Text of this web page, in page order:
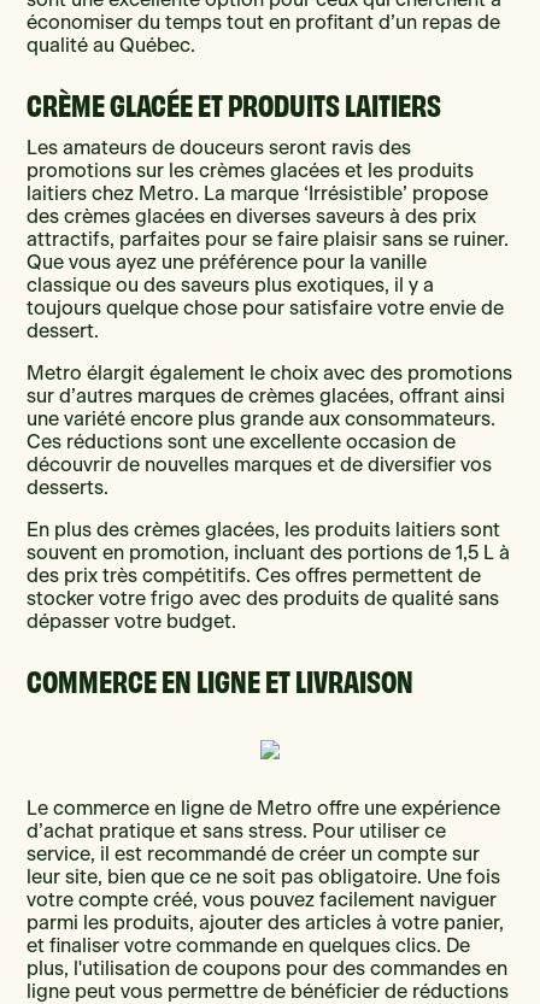
économiser du temps tout en profitant d’un repas de
qualité au Québec.
CRÈME GLACÉE ET PRODUITS LAITIERS
Les amateurs de douceurs seront ravis des
promotions sur les crèmes glacées et les produits
laitiers chez Metro. La marque ‘Irrésistible’ propose
des crèmes glacées en diverses saveurs à des prix
attractifs, parfaites pour se faire plaisir sans se ruiner.
Que vous ayez une préférence pour la vanille
classique ou des saveurs plus exotiques, il y a
toujours quelque chose pour satisfaire votre envie de
dessert.
Metro élargit également le choix avec des promotions
sur d’autres marques de crèmes glacées, offrant ainsi
une variété encore plus grande aux consommateurs.
Ces réductions sont une excellente occasion de
découvrir de nouvelles marques et de diversifier vos
desserts.
En plus des crèmes glacées, les produits laitiers sont
souvent en promotion, incluant des portions de 1,5 L à
des prix très compétitifs. Ces offres permettent de
stocker votre frigo avec des produits de qualité sans
dépasser votre budget.
COMMERCE EN LIGNE ET LIVRAISON
Le commerce en ligne de Metro offre une expérience
d’achat pratique et sans stress. Pour utiliser ce
service, il est recommandé de créer un compte sur
leur site, bien que ce ne soit pas obligatoire. Une fois
votre compte créé, vous pouvez facilement naviguer
parmi les produits, ajouter des articles à votre panier,
et finaliser votre commande en quelques clics. De
plus, l'utilisation de coupons pour des commandes en
ligne peut vous permettre de bénéficier de réductions